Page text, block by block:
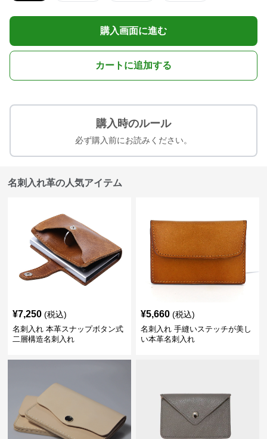
購入画面に進む
カートに追加する
購入時のルール
必ず購入前にお読みください。
名刺入れ革の人気アイテム
¥7,250 (税込)
名刺入れ 本革スナップボタン式
二層構造名刺入れ
¥5,660 (税込)
名刺入れ 手縫いステッチが美し
い本革名刺入れ